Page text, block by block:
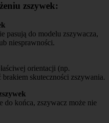
zszywek:
pasują do modelu zszywacza,
niesprawności.
orientacji (np.
skuteczności zszywania.
do końca, zszywacz może nie